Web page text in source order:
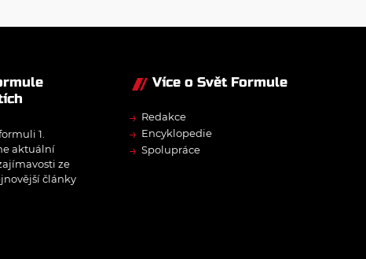
1.
aktuální
ze
články
Více o Svět Formule
→ Redakce
→ Encyklopedie
→ Spolupráce